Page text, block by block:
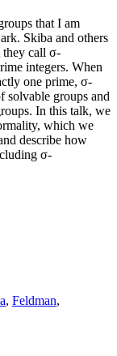
that I am
Skiba and others
they call σ-
integers. When
one prime, σ-
solvable groups and
In this talk, we
which we
describe how
σ-
, Feldman,